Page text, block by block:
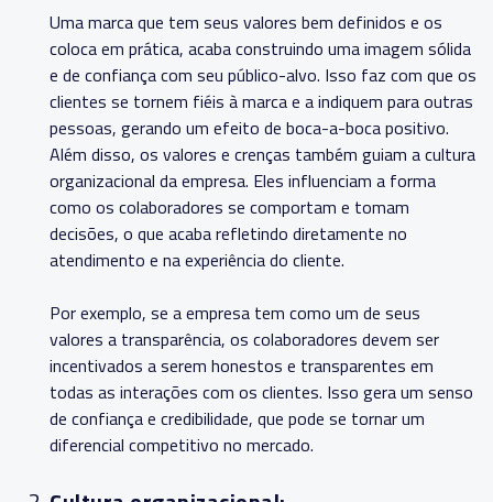
Uma marca que tem seus valores bem definidos e os
coloca em prática, acaba construindo uma imagem sólida
e de confiança com seu público-alvo. Isso faz com que os
clientes se tornem fiéis à marca e a indiquem para outras
pessoas, gerando um efeito de boca-a-boca positivo.
Além disso, os valores e crenças também guiam a cultura
organizacional da empresa. Eles influenciam a forma
como os colaboradores se comportam e tomam
decisões, o que acaba refletindo diretamente no
atendimento e na experiência do cliente.
Por exemplo, se a empresa tem como um de seus
valores a transparência, os colaboradores devem ser
incentivados a serem honestos e transparentes em
todas as interações com os clientes. Isso gera um senso
de confiança e credibilidade, que pode se tornar um
diferencial competitivo no mercado.